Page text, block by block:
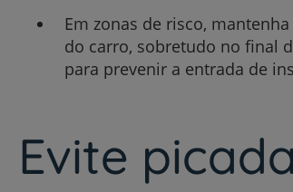
Grandes
Em zonas de risco,
do carro, sobretudo no final
para prevenir a entrada de
Evite